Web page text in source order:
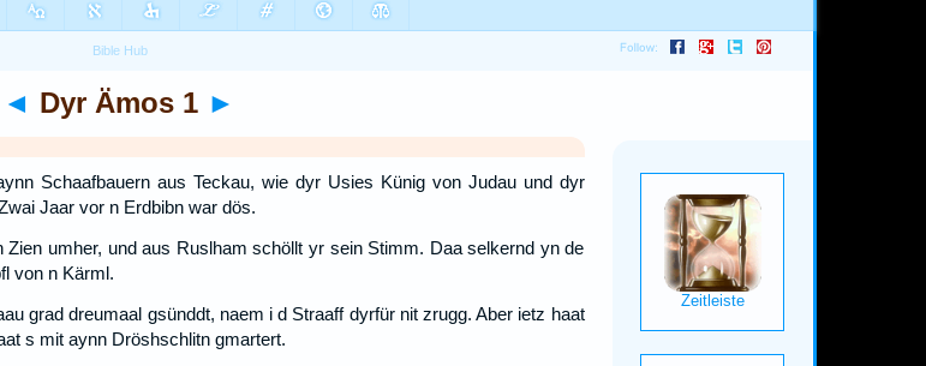
◄ Dyr Ämos 1 ►
Schaafbauern aus Teckau, wie dyr Usies Künig von Judau und dyr
Jaar vor n Erdbibn war dös.
umher, und aus Ruslham schöllt yr sein Stimm. Daa selkernd yn de
von n Kärml.
grad dreumaal gsünddt, naem i d Straaff dyrfür nit zrugg. Aber ietz haat
s mit aynn Dröshschlitn gmartert.